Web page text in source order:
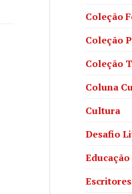
Coleção
Coleção
Coleção
Coluna
Cultura
Desafio
Educação
Escritores